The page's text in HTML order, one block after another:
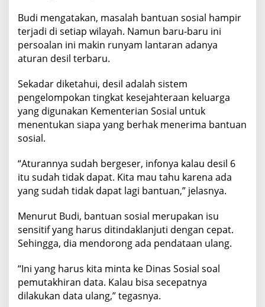
l
e
n
a
a
n
U
g
P
n
r
i
a
n
o
Budi mengatakan, masalah bantuan sosial hampir
terjadi di setiap wilayah. Namun baru-baru ini
persoalan ini makin runyam lantaran adanya
aturan desil terbaru.
Sekadar diketahui, desil adalah sistem
pengelompokan tingkat kesejahteraan keluarga
yang digunakan Kementerian Sosial untuk
menentukan siapa yang berhak menerima bantuan
sosial.
“Aturannya sudah bergeser, infonya kalau desil 6
itu sudah tidak dapat. Kita mau tahu karena ada
yang sudah tidak dapat lagi bantuan,” jelasnya.
Menurut Budi, bantuan sosial merupakan isu
sensitif yang harus ditindaklanjuti dengan cepat.
Sehingga, dia mendorong ada pendataan ulang.
“Ini yang harus kita minta ke Dinas Sosial soal
pemutakhiran data. Kalau bisa secepatnya
dilakukan data ulang,” tegasnya.